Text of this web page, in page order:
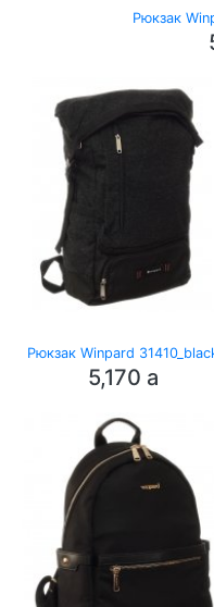
Рюкзак
Рюкзак Winpard
5,170 a